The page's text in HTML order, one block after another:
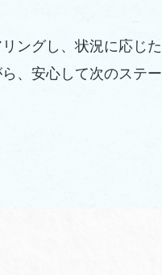
ングし、状況に応じた
、安心して次のステー